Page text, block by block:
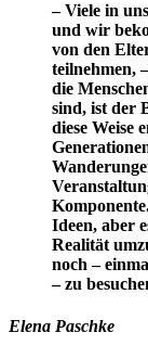
– Viele in
und wir
von den
teilnehmen,
die
sind, ist der
diese Weise
Ideen, aber
Realität
noch –
– zu
Elena Paschke